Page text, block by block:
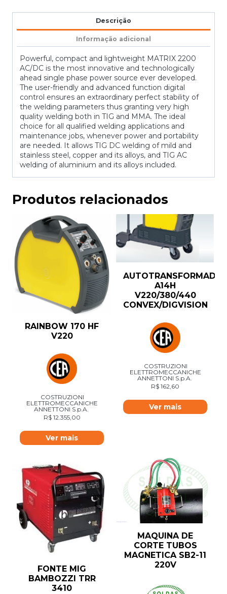
Descrição
Informação adicional
Powerful, compact and lightweight MATRIX 2200
AC/DC is the most innovative and technologically
ahead single phase power source ever developed.
The user-friendly and advanced function digital
control ensures an extraordinary perfect stability of
the welding parameters thus granting very high
quality welding both in TIG and MMA. The ideal
choice for all qualified welding applications and
maintenance jobs, whenever power and portability
are needed. It allows TIG DC welding of mild and
stainless steel, copper and its alloys, and TIG AC
welding of aluminium and its alloys included.
Produtos relacionados
RAINBOW 170 HF
V220
COSTRUZIONI
ELETTROMECCANICHE
ANNETTONI S.p.A.
R$12.355,00
Ver mais
A14H
V220/380/440
CONVEX/DIGVISION
COSTRUZIONI
ELETTROMECCANICHE
ANNETTONI S.p.A.
R$ 162,60
Ver mais
FONTE MIG
BAMBOZZI TRR
3410
MAQUINA DE
CORTE TUBOS
MAGNETICA SB2-11
220V